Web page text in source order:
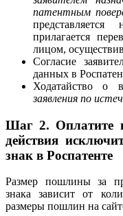
патентным
прилагается
лицом,
Согласие
данных в
Ходатайство о
заявления по
Шаг 2. Оплатите
действия
знак в Роспатенте
Размер пошлины за
знака зависит от
размеры пошлин на